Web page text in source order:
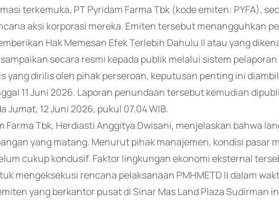
terkemuka, PT Pyridam Farma Tbk (kode emiten: PYFA),
aksi korporasi mereka. Emiten tersebut menangguhkan
Hak Memesan Efek Terlebih Dahulu II atau yang
secara resmi kepada publik melalui sistem
yang dirilis oleh pihak perseroan, keputusan penting ini
11 Juni 2026. Laporan penundaan tersebut kemudian
12 Juni 2026, pukul 07.04 WIB.
Farma Tbk, Herdiasti Anggitya Dwisani, menjelaskan bahwa
yang matang. Menurut pihak manajemen, kondisi pasar
cukup kondusif. Faktor lingkungan ekonomi eksternal
mengeksekusi rencana pelaksanaan PMHMETD II dalam
yang berkantor pusat di Sinar Mas Land Plaza Sudirman